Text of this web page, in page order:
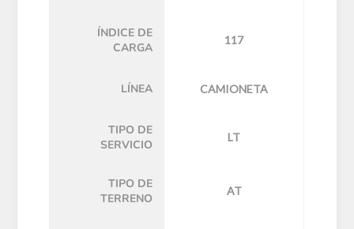
ÍNDICE DE
CARGA
117
LÍNEA CAMIONETA
TIPO DE
SERVICIO
LT
TIPO DE
TERRENO
AT